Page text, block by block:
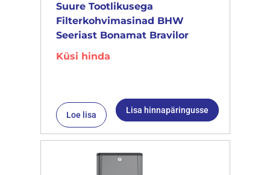
Suure Tootlikusega
Filterkohvimasinad BHW
Seeriast Bonamat Bravilor
Küsi hinda
Loe lisa Lisa hinnapäringusse